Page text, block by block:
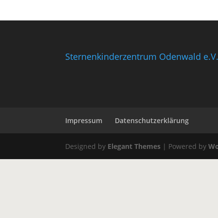
Sternenkinderzentrum Odenwald e.V.
Impressum Datenschutzerklärung
Designed by Elegant Themes | Powered by